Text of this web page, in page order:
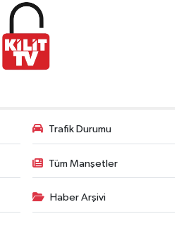
Trafik Durumu
Tüm Manşetler
Haber Arşivi